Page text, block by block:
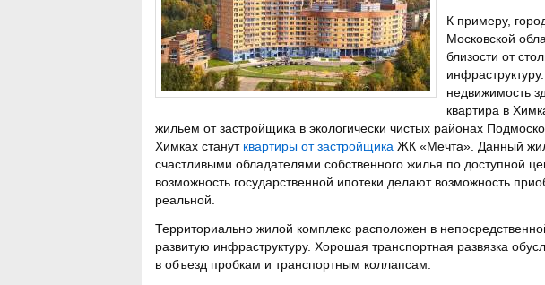
К примеру,
Московской
близости от
недвижимость
квартира в
жильем от застройщика в экологически чистых районах
Химках станут квартиры от застройщика ЖК «Мечта». Данный
счастливыми обладателями собственного жилья по доступной
возможность государственной ипотеки делают возможность
реальной.
Территориально жилой комплекс расположен в
развитую инфраструктуру. Хорошая транспортная развязка
в объезд пробкам и транспортным коллапсам.